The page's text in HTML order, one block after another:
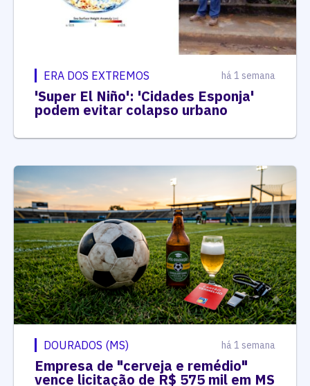
ERA DOS EXTREMOS há 1 semana
'Super El Niño': 'Cidades Esponja'
podem evitar colapso urbano
DOURADOS (MS) há 1 semana
Empresa de "cerveja e remédio"
vence licitação de R$ 575 mil em MS